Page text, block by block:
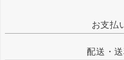
お支払
配送・